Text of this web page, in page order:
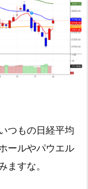
つもの日経平均
ールやパウエル
ますな。